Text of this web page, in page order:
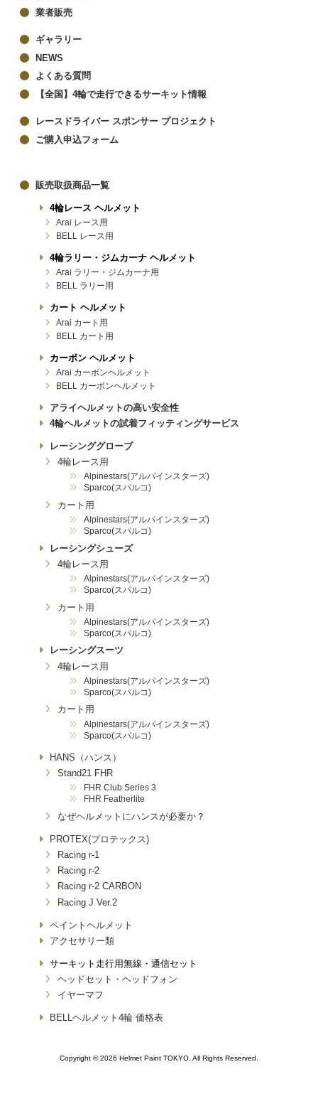
業者販売
ギャラリー
NEWS
よくある質問
【全国】4輪で走行できるサーキット情報
レースドライバー スポンサー プロジェクト
ご購入申込フォーム
販売取扱商品一覧
4輪レース ヘルメット
Arai レース用
BELL レース用
4輪ラリー・ジムカーナ ヘルメット
Arai ラリー・ジムカーナ用
BELL ラリー用
カート ヘルメット
Arai カート用
BELL カート用
カーボン ヘルメット
Arai カーボンヘルメット
BELL カーボンヘルメット
アライヘルメットの高い安全性
4輪ヘルメットの試着フィッティングサービス
レーシンググローブ
4輪レース用
Alpinestars(アルパインスターズ)
Sparco(スパルコ)
カート用
Alpinestars(アルパインスターズ)
Sparco(スパルコ)
レーシングシューズ
4輪レース用
Alpinestars(アルパインスターズ)
Sparco(スパルコ)
カート用
Alpinestars(アルパインスターズ)
Sparco(スパルコ)
レーシングスーツ
4輪レース用
Alpinestars(アルパインスターズ)
Sparco(スパルコ)
カート用
Alpinestars(アルパインスターズ)
Sparco(スパルコ)
HANS（ハンス）
Stand21 FHR
FHR Club Series 3
FHR Featherlite
なぜヘルメットにハンスが必要か？
PROTEX(プロテックス)
Racing r-1
Racing r-2
Racing r-2 CARBON
Racing J Ver.2
ペイントヘルメット
アクセサリー類
サーキット走行用無線・通信セット
ヘッドセット・ヘッドフォン
イヤーマフ
BELLヘルメット4輪 価格表
Copyright © 2026 Helmet Paint TOKYO, All Rights Reserved.